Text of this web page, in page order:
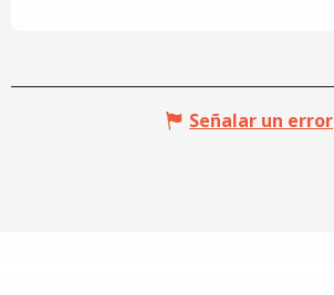
Señalar un error